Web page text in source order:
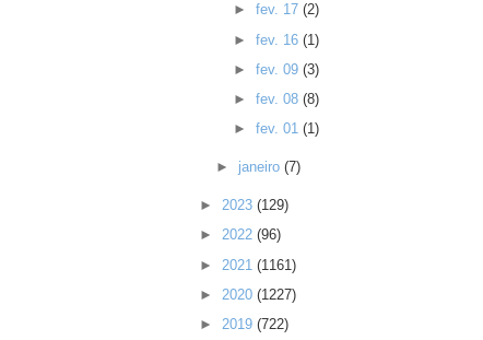
► fev. 17 (2)
► fev. 16 (1)
► fev. 09 (3)
► fev. 08 (8)
► fev. 01 (1)
► janeiro(7)
► 2023 (129)
► 2022 (96)
► 2021 (1161)
► 2020 (1227)
► 2019 (722)